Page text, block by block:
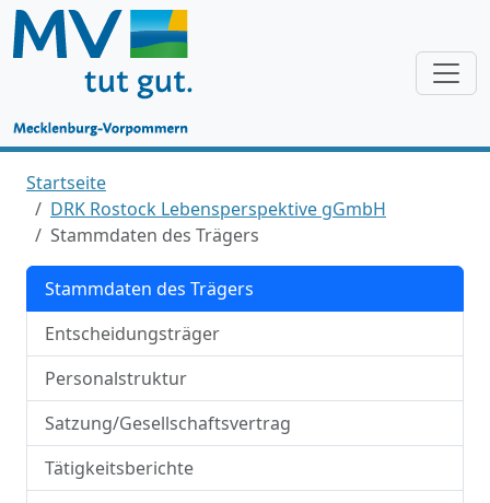
Startseite
DRK Rostock Lebensperspektive gGmbH
Stammdaten des Trägers
Stammdaten des Trägers
Entscheidungsträger
Personalstruktur
Satzung/Gesellschaftsvertrag
Tätigkeitsberichte